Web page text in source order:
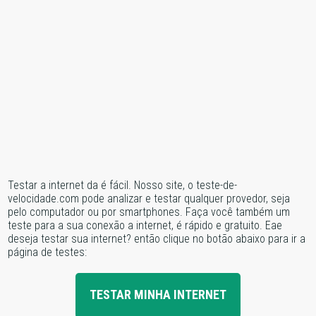
Testar a internet da é fácil. Nosso site, o teste-de-
velocidade.com pode analizar e testar qualquer provedor, seja
pelo computador ou por smartphones. Faça você também um
teste para a sua conexão a internet, é rápido e gratuito. Eae
deseja testar sua internet? então clique no botão abaixo para ir a
página de testes:
TESTAR MINHA INTERNET